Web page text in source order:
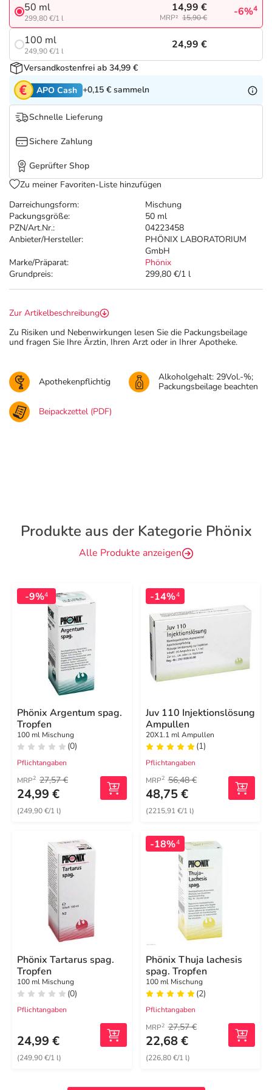
Tierapotheke
Vitamine & Mineralstoffe
Marken
Salus Deals
Darreichungsform:
Mischung
Packungsgröße:
50 ml
PZN/Art.Nr.:
04223458
Anbieter/Hersteller:
PHÖNIX LABORATORIUM
GmbH
Marke/Präparat:
Phönix
Grundpreis:
299,80 €/1 l
50 ml
299,80 €/1 l
14,99 €
MRP² 15,90 € -6%4
100 ml
249,90 €/1 l
24,99 €
Versandkostenfrei ab 34,99 €
APO Cash +0,15 € sammeln
Schnelle Lieferung
Sichere Zahlung
Geprüfter Shop
Zu meiner Favoriten-Liste hinzufügen
Zur Artikelbeschreibung
Zu Risiken und Nebenwirkungen lesen Sie die Packungsbeilage
und fragen Sie Ihre Ärztin, Ihren Arzt oder in Ihrer Apotheke.
Apothekenpflichtig
Alkoholgehalt: 29Vol.-%;
Packungsbeilage beachten
Beipackzettel (PDF)
Produkte aus der Kategorie Phönix
Alle Produkte anzeigen
-9%4
Phönix Argentum spag.
Tropfen
100 ml Mischung
(0)
Pflichtangaben
MRP2 27,57 €
24,99 €
(249,90 €/1 l)
-14%4
Juv 110 Injektionslösung
Ampullen
20X1.1 ml Ampullen
(1)
Pflichtangaben
MRP2 56,48 €
48,75 €
(2215,91 €/1 l)
Phönix Tartarus spag.
Tropfen
100 ml Mischung
(0)
Pflichtangaben
24,99 €
(249,90 €/1 l)
-18%4
Phönix Thuja lachesis
spag. Tropfen
100 ml Mischung
(2)
Pflichtangaben
MRP2 27,57 €
22,68 €
(226,80 €/1 l)